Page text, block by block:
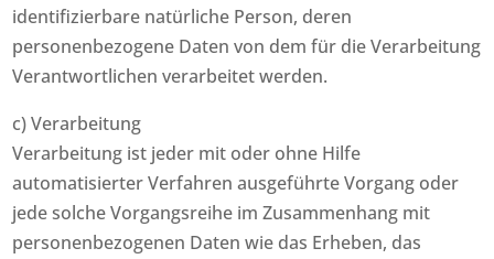
identifizierbare natürliche Person, deren
personenbezogene Daten von dem für die Verarbeitung
Verantwortlichen verarbeitet werden.
c) Verarbeitung
Verarbeitung ist jeder mit oder ohne Hilfe
automatisierter Verfahren ausgeführte Vorgang oder
jede solche Vorgangsreihe im Zusammenhang mit
personenbezogenen Daten wie das Erheben, das